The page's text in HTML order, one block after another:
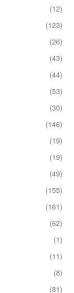
(12)
(123)
(26)
(43)
(44)
(53)
(30)
(146)
(19)
(19)
(49)
(155)
(161)
(62)
(1)
(11)
(8)
(81)